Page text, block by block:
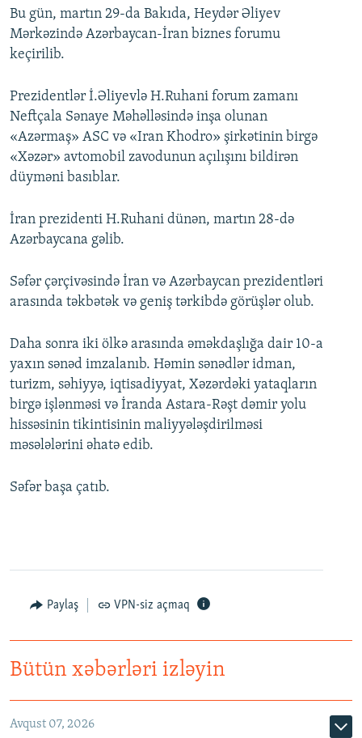
Bu gün, martın 29-da Bakıda, Heydər Əliyev
Mərkəzində Azərbaycan-İran biznes forumu
keçirilib.
Prezidentlər İ.Əliyevlə H.Ruhani forum zamanı
Neftçala Sənaye Məhəlləsində inşa olunan
«Azərmaş» ASC və «Iran Khodro» şirkətinin birgə
«Xəzər» avtomobil zavodunun açılışını bildirən
düyməni basıblar.
İran prezidenti H.Ruhani dünən, martın 28-də
Azərbaycana gəlib.
Səfər çərçivəsində İran və Azərbaycan prezidentləri
arasında təkbətək və geniş tərkibdə görüşlər olub.
Daha sonra iki ölkə arasında əməkdaşlığa dair 10-a
yaxın sənəd imzalanıb. Həmin sənədlər idman,
turizm, səhiyyə, iqtisadiyyat, Xəzərdəki yataqların
birgə işlənməsi və İranda Astara-Rəşt dəmir yolu
hissəsinin tikintisinin maliyyələşdirilməsi
məsələlərini əhatə edib.
Səfər başa çatıb.
Paylaş VPN-siz açmaq
Bütün xəbərləri izləyin
Avqust 07, 2026